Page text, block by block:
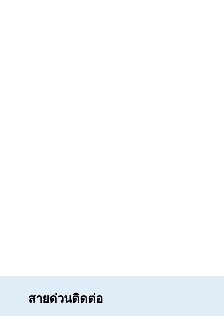
สายด่วนติดต่อ